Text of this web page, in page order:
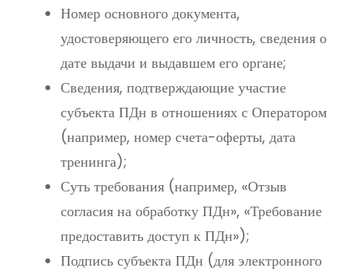
Номер основного документа,
удостоверяющего его личность, сведения о
дате выдачи и выдавшем его органе;
Сведения, подтверждающие участие
субъекта ПДн в отношениях с Оператором
(например, номер счета-оферты, дата
тренинга);
Суть требования (например, «Отзыв
согласия на обработку ПДн», «Требование
предоставить доступ к ПДн»);
Подпись субъекта ПДн (для электронного